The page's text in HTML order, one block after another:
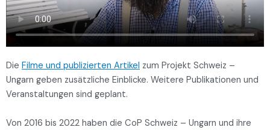
Die Filme und publizierten Artikel zum Projekt Schweiz –
Ungarn geben zusätzliche Einblicke. Weitere Publikationen und
Veranstaltungen sind geplant.
Von 2016 bis 2022 haben die CoP Schweiz – Ungarn und ihre